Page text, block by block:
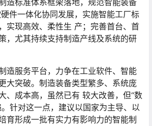
造标准体系框架落地，规范智能装备
件一体化协同发展，实施智能工厂标
实现高效、柔性生 产；完善首台、首
，尤其持续支持制造产线及系统的研
造服务平台，力争在工业软件、智能
大突破。制造装备类型繁多、系统庞
、成本高，虽然已有 较大改善，但“数
针对这一点，建议以国家为主导、以
育形成一批有实力有影响力的智能制